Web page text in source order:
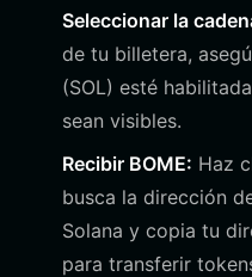
Seleccionar la
de tu billetera,
(SOL) esté
sean visibles.
Recibir BOME: Haz
busca la dirección
Solana y copia tu
para transferir